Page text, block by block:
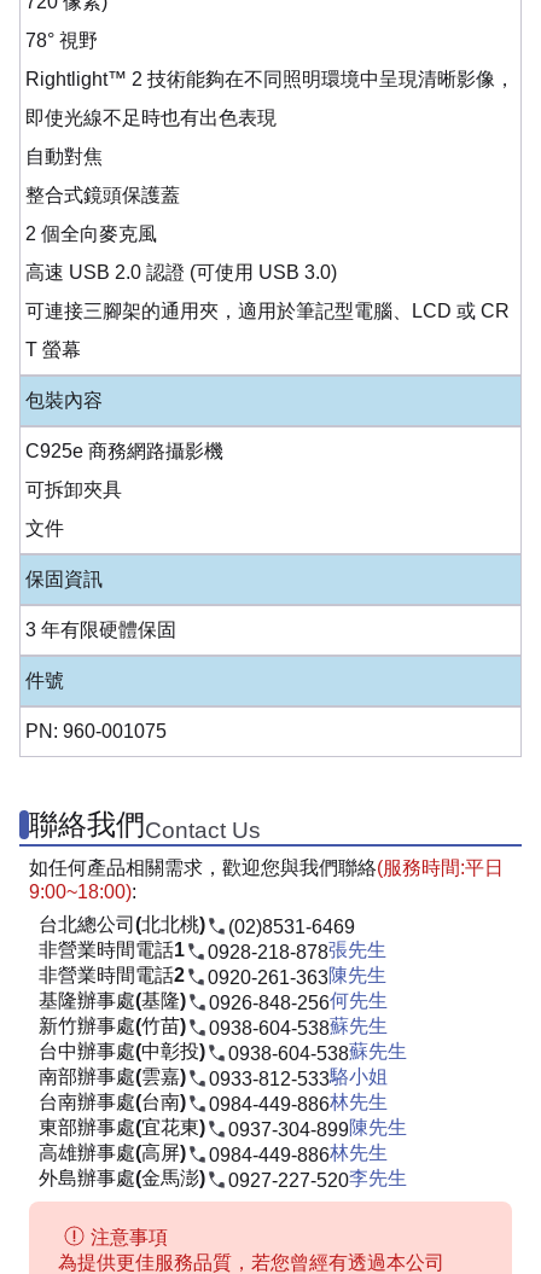
78° 視野
Rightlight™ 2 技術能夠在不同照明環境中呈現清晰影像，
即使光線不足時也有出色表現
自動對焦
整合式鏡頭保護蓋
2 個全向麥克風
高速 USB 2.0 認證 (可使用 USB 3.0)
可連接三腳架的通用夾，適用於筆記型電腦、LCD 或 CR
T 螢幕
包裝內容
C925e 商務網路攝影機
可拆卸夾具
文件
保固資訊
3 年有限硬體保固
件號
PN: 960-001075
聯絡我們Contact Us
如任何產品相關需求，歡迎您與我們聯絡(服務時間:平日
9:00~18:00):
台北總公司(北北桃)
(02)8531-6469
非營業時間電話1
0928-218-878張先生
非營業時間電話2
0920-261-363陳先生
基隆辦事處(基隆)
0926-848-256何先生
新竹辦事處(竹苗)
0938-604-538蘇先生
台中辦事處(中彰投)
0938-604-538蘇先生
南部辦事處(雲嘉)
0933-812-533駱小姐
台南辦事處(台南)
0984-449-886林先生
東部辦事處(宜花東)
0937-304-899陳先生
高雄辦事處(高屏)
0984-449-886林先生
外島辦事處(金馬澎)
0927-227-520李先生
注意事項
為提供更佳服務品質，若您曾經有透過本公司